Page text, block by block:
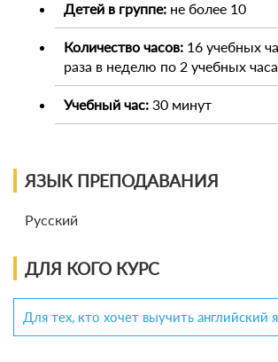
Детей в группе: не более 10
Количество часов: 16 учебных
раза в неделю по 2 учебных
Учебный час: 30 минут
ЯЗЫК ПРЕПОДАВАНИЯ
Русский
ДЛЯ КОГО КУРС
Для тех, кто хочет выучить английский